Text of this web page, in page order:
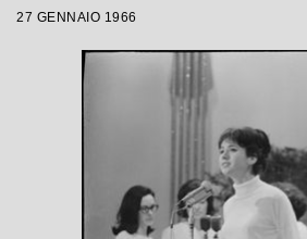
27 GENNAIO 1966